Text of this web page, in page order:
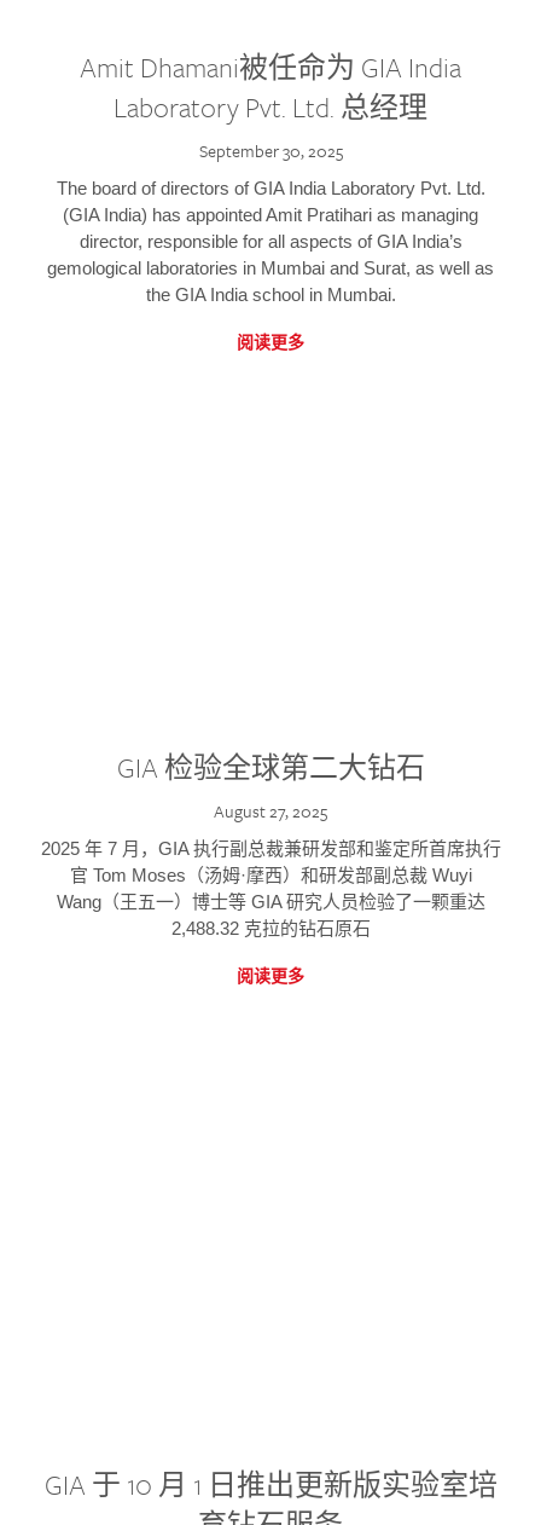
Amit Dhamani被任命为 GIA India
Laboratory Pvt. Ltd. 总经理
September 30, 2025
The board of directors of GIA India Laboratory Pvt. Ltd.
(GIA India) has appointed Amit Pratihari as managing
director, responsible for all aspects of GIA India’s
gemological laboratories in Mumbai and Surat, as well as
the GIA India school in Mumbai.
阅读更多
GIA 检验全球第二大钻石
August 27, 2025
2025 年 7 月，GIA 执行副总裁兼研发部和鉴定所首席执行
官 Tom Moses（汤姆·摩西）和研发部副总裁 Wuyi
Wang（王五一）博士等 GIA 研究人员检验了一颗重达
2,488.32 克拉的钻石原石
阅读更多
GIA 于 10 月 1 日推出更新版实验室培